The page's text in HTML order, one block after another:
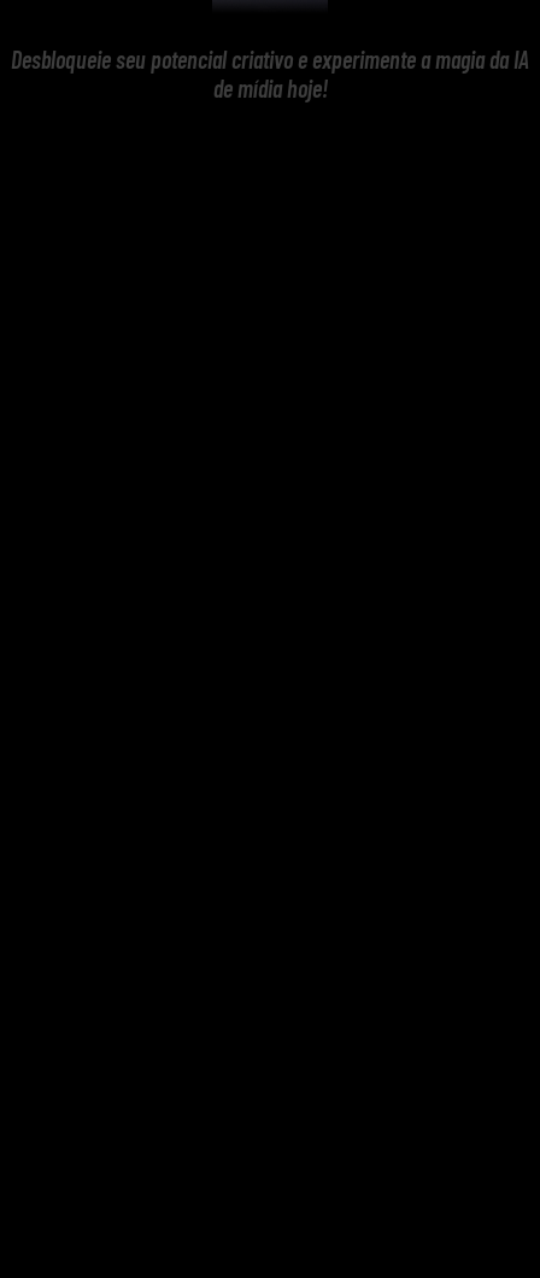
Desbloqueie seu potencial criativo e experimente a magia da IA
de mídia hoje!